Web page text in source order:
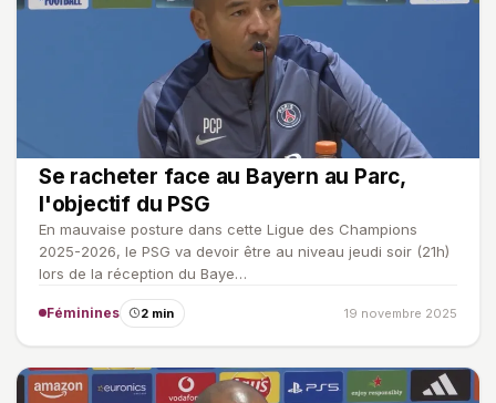
Se racheter face au Bayern au Parc,
l'objectif du PSG
En mauvaise posture dans cette Ligue des Champions
2025-2026, le PSG va devoir être au niveau jeudi soir (21h)
lors de la réception du Baye…
Féminines 2 min 19 novembre 2025